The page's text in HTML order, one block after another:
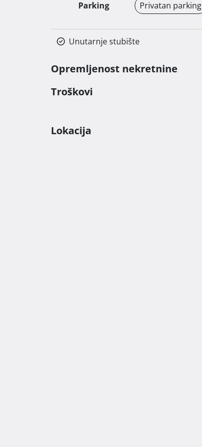
Parking Privatan parking
Unutarnje stubište
Opremljenost nekretnine
Troškovi
Lokacija